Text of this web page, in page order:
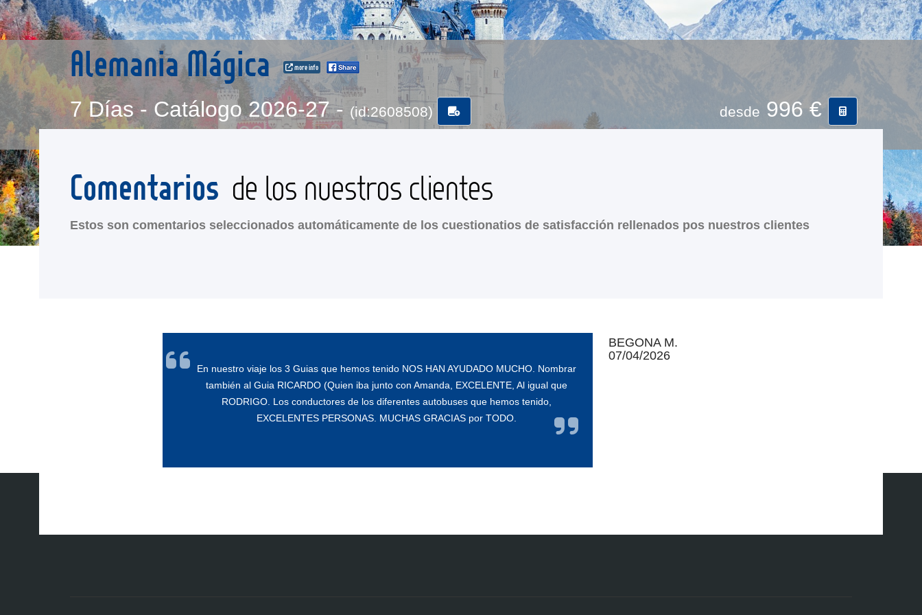
Alemania Mágica more info
7 Días - Catálogo 2026-27 - (id:2608508) desde 996 €
Comentarios de los nuestros clientes
Estos son comentarios seleccionados automáticamente de los cuestionatios de satisfacción rellenados pos nuestros clientes
En nuestro viaje los 3 Guias que hemos tenido NOS HAN AYUDADO MUCHO. Nombrar
también al Guia RICARDO (Quien iba junto con Amanda, EXCELENTE, Al igual que
RODRIGO. Los conductores de los diferentes autobuses que hemos tenido,
EXCELENTES PERSONAS. MUCHAS GRACIAS por TODO.
BEGONA M.
07/04/2026